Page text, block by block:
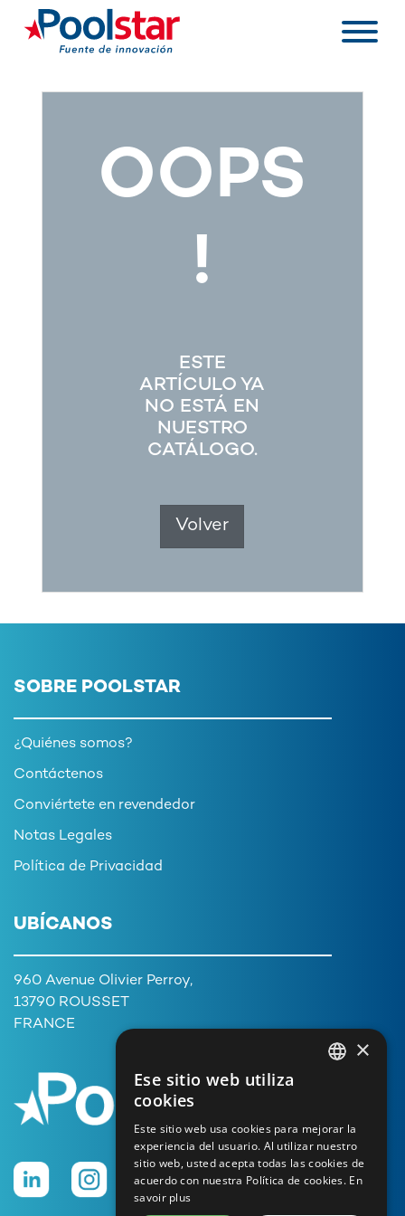
OOPS
!
ESTE
ARTÍCULO YA
NO ESTÁ EN
NUESTRO
CATÁLOGO.
Volver
SOBRE POOLSTAR
¿Quiénes somos?
Contáctenos
Conviértete en revendedor
Notas Legales
Política de Privacidad
UBÍCANOS
960 Avenue Olivier Perroy,
13790 ROUSSET
FRANCE
GERMAN
ITALIAN
×
Ese sitio web utiliza
cookies
Este sitio web usa cookies para mejorar la
experiencia del usuario. Al utilizar nuestro
sitio web, usted acepta todas las cookies de
acuerdo con nuestra Política de cookies. En
savoir plus